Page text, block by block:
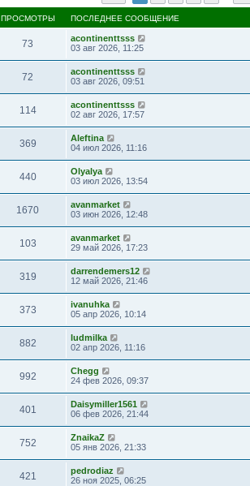
ПРОСМОТРЫ ПОСЛЕДНЕЕ СООБЩЕНИЕ
73
acontinenttsss
03 авг 2026, 11:25
72
acontinenttsss
03 авг 2026, 09:51
114
acontinenttsss
02 авг 2026, 17:57
369
Aleftina
04 июл 2026, 11:16
440
Olyalya
03 июл 2026, 13:54
1670
avanmarket
03 июн 2026, 12:48
103
avanmarket
29 май 2026, 17:23
319
darrendemers12
12 май 2026, 21:46
373
ivanuhka
05 апр 2026, 10:14
882
ludmilka
02 апр 2026, 11:16
992
Chegg
24 фев 2026, 09:37
401
Daisymiller1561
06 фев 2026, 21:44
752
ZnaikaZ
05 янв 2026, 21:33
421
pedrodiaz
26 ноя 2025, 06:25